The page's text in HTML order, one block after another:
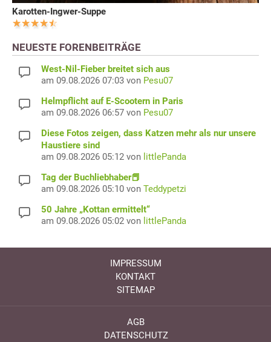
Karotten-Ingwer-Suppe
NEUESTE FORENBEITRÄGE
West-Nil-Fieber breitet sich aus
am 09.08.2026 07:03 von Pesu07
Helmpflicht auf E-Scootern in Paris
am 09.08.2026 06:57 von Pesu07
Diese Fotos zeigen, dass Katzen mehr als nur unsere
Haustiere sind
am 09.08.2026 05:12 von littlePanda
Tag der Buchliebhaber📕
am 09.08.2026 05:10 von Teddypetzi
50 Jahre „Kottan ermittelt“
am 09.08.2026 05:02 von littlePanda
IMPRESSUM
KONTAKT
SITEMAP
AGB
DATENSCHUTZ